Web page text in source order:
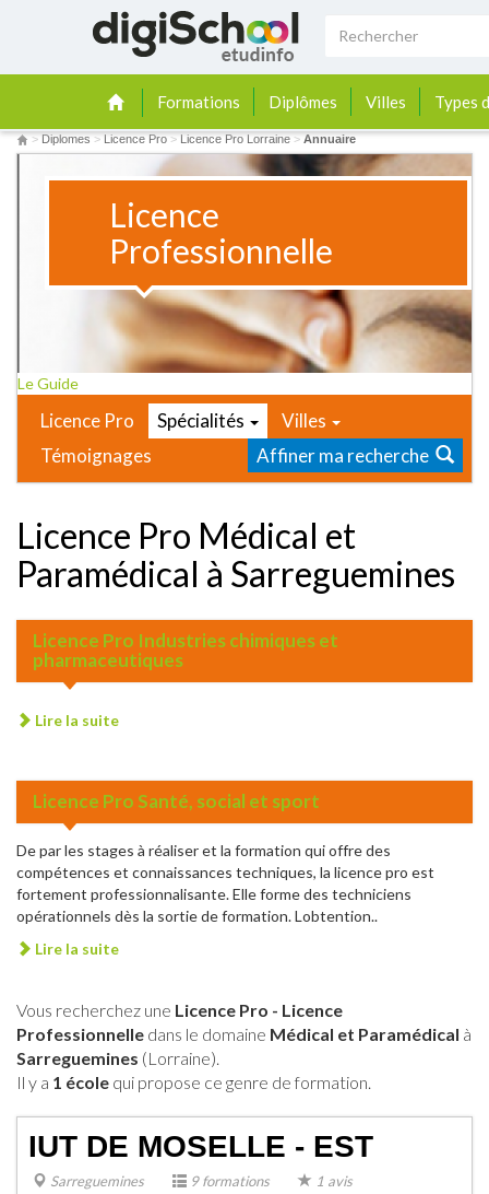
Formations Diplômes Villes Types
> Diplomes > Licence Pro > Licence Pro Lorraine > Annuaire
Licence
Professionnelle
Le Guide
Licence Pro Spécialités
Villes
Témoignages
Affiner ma recherche
Licence Pro Médical et
Paramédical à Sarreguemines
Licence Pro Industries chimiques et
pharmaceutiques
Lire la suite
Licence Pro Santé, social et sport
De par les stages à réaliser et la formation qui offre des
compétences et connaissances techniques, la licence pro est
fortement professionnalisante. Elle forme des techniciens
opérationnels dès la sortie de formation. Lobtention..
Lire la suite
Vous recherchez une Licence Pro - Licence
Professionnelle dans le domaine Médical et Paramédical à
Sarreguemines (Lorraine).
Il y a 1 école qui propose ce genre de formation.
IUT DE MOSELLE - EST
Sarreguemines 9 formations 1 avis